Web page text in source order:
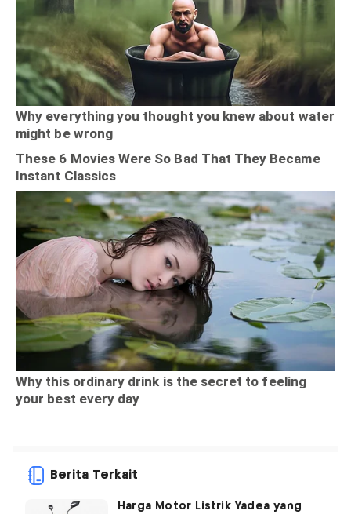
Berita Terkait
Harga Motor Listrik Yadea yang